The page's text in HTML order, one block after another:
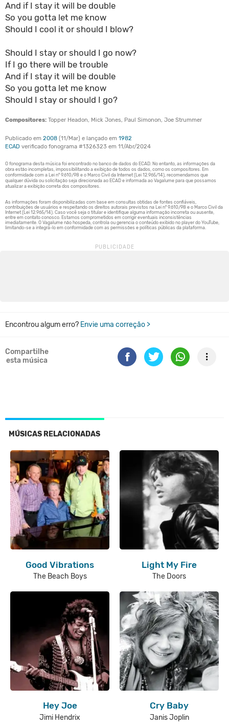
And if I stay it will be double
So you gotta let me know
Should I cool it or should I blow?
Should I stay or should I go now?
If I go there will be trouble
And if I stay it will be double
So you gotta let me know
Should I stay or should I go?
Compositores: Topper Headon, Mick Jones, Paul Simonon, Joe Strummer
Publicado em 2008 (11/Mar) e lançado em 1982
ECAD verificado fonograma #1326323 em 11/Abr/2024
Encontrou algum erro? Envie uma correção >
Compartilhe
esta música
MÚSICAS RELACIONADAS
Good Vibrations
The Beach Boys
Light My Fire
The Doors
Hey Joe
Jimi Hendrix
Cry Baby
Janis Joplin